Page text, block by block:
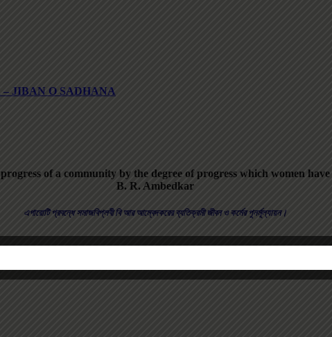
– JIBAN O SADHANA
of a community by the degree of progress which women have
B. R. Ambedkar
এগারোটি প্রবন্ধে সমাজবিপ্লবী বি আর আম্বেদকরের ব্যতিক্রমী জীবন ও কর্মের পুনর্মূল্যায়ন।